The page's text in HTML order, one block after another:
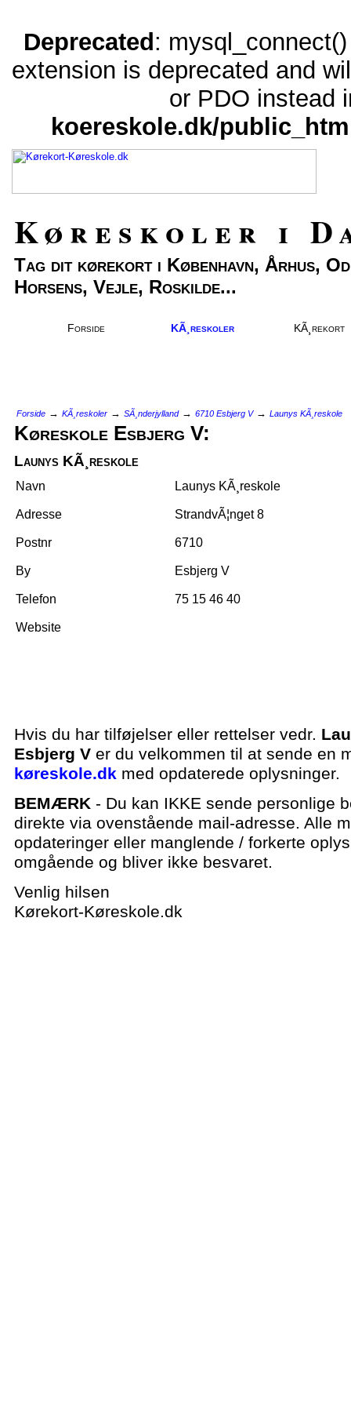
Deprecated:
extension is deprecated and
or PDO instead
koereskole.dk/
Køreskoler i
Tag dit kørekort i København, Århus,
Horsens, Vejle, Roskilde...
Forside KÃ¸reskoler KÃ¸rekort
Forside → KÃ¸reskoler → SÃ¸nderjylland→ 6710 Esbjerg V→ Launys KÃ¸reskole
Køreskole Esbjerg V:
Launys KÃ¸reskole
Navn Launys KÃ¸reskole
Adresse StrandvÃ¦nget 8
Postnr 6710
By Esbjerg V
Telefon 75 15 46 40
Website
Hvis du har tilføjelser eller rettelser vedr.
Esbjerg V er du velkommen til at sende en
køreskole.dk med opdaterede oplysninger.
BEMÆRK - Du kan IKKE sende personlige
direkte via ovenstående mail-adresse. Alle
opdateringer eller manglende / forkerte
omgående og bliver ikke besvaret.
Venlig hilsen
Kørekort-Køreskole.dk